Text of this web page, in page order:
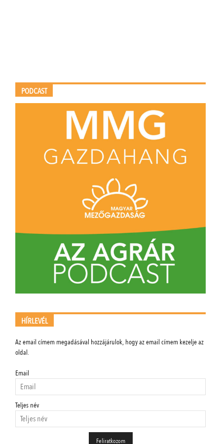
PODCAST
HÍRLEVÉL
Az email címem megadásával hozzájárulok, hogy az email címem kezelje az
oldal.
Email
Teljes név